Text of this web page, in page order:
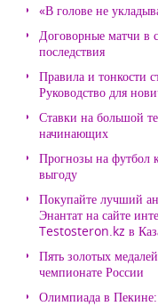
«В голове не
Договорные матчи в
последствия
Правила и тонкости
Руководство для
Ставки на большой
начинающих
Прогнозы на футбол
выгоду
Покупайте лучший
Энантат на сайте
Testosteron.kz в
Пять золотых
чемпионате России
Олимпиада в Пекине: